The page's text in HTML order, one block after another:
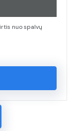
nuo spalvų